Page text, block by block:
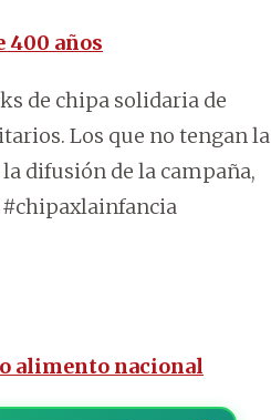
400 años
de chipa solidaria de
Los que no tengan la
difusión de la campaña,
#chipaxlainfancia
alimento nacional